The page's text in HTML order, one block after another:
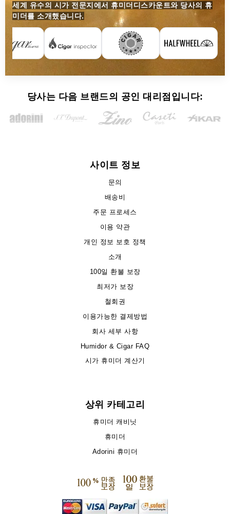
세계 유수의 시가 전문지에서 휴미더디스카운트와 당사의 휴
미더를 소개했습니다.
당사는 다음 브랜드의 공인 대리점입니다:
사이트 정보
문의
배송비
주문 프로세스
이용 약관
개인 정보 보호 정책
소개
100일 환불 보장
최저가 보장
철회권
이용가능한 결제방법
회사 세부 사항
Humidor & Cigar FAQ
시가 휴미더 계산기
상위 카테고리
휴미더 캐비닛
휴미더
Adorini 휴미더